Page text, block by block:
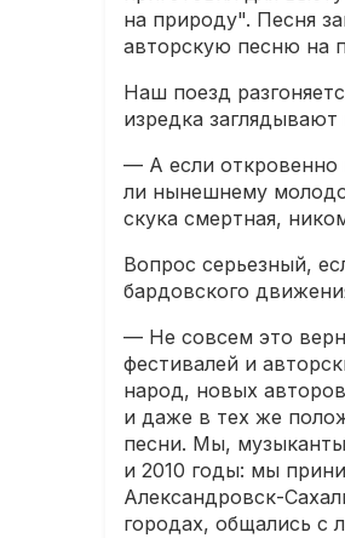
на природу". Песня
авторскую песню на
Наш поезд
изредка
— А если откровенно
ли нынешнему
скука смертная,
Вопрос серьезный,
бардовского
— Не совсем это
фестивалей и
народ, новых
и даже в тех же
песни. Мы,
и 2010 годы: мы
Александровск-
городах, общались с